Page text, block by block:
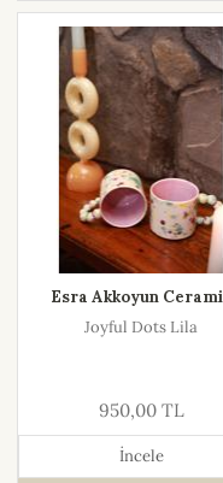
Esra Akkoyun
Joyful Dots Lila
950,00 TL
İncele